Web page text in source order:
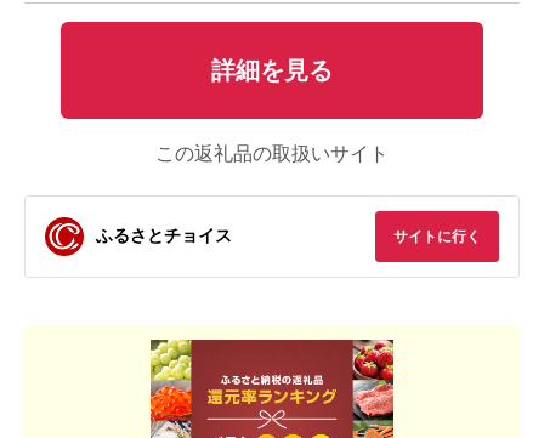
詳細を見る
この返礼品の取扱いサイト
ふるさとチョイス サイトに行く